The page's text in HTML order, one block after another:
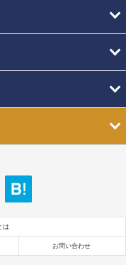
は
お問い合わせ